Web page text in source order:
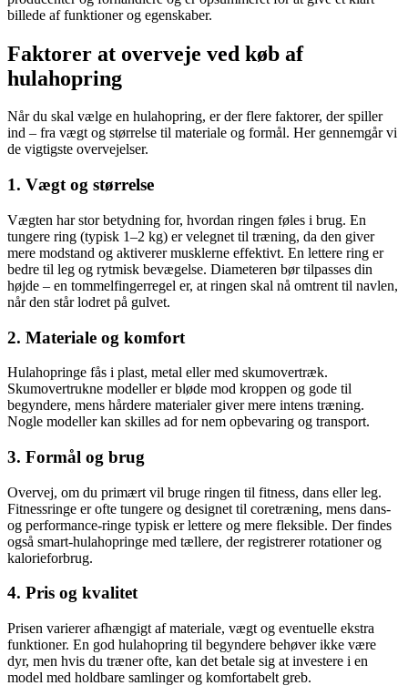
billede af funktioner og egenskaber.
Faktorer at overveje ved køb af
hulahopring
Når du skal vælge en hulahopring, er der flere faktorer, der spiller
ind – fra vægt og størrelse til materiale og formål. Her gennemgår vi
de vigtigste overvejelser.
1. Vægt og størrelse
Vægten har stor betydning for, hvordan ringen føles i brug. En
tungere ring (typisk 1–2 kg) er velegnet til træning, da den giver
mere modstand og aktiverer musklerne effektivt. En lettere ring er
bedre til leg og rytmisk bevægelse. Diameteren bør tilpasses din
højde – en tommelfingerregel er, at ringen skal nå omtrent til navlen,
når den står lodret på gulvet.
2. Materiale og komfort
Hulahopringe fås i plast, metal eller med skumovertræk.
Skumovertrukne modeller er bløde mod kroppen og gode til
begyndere, mens hårdere materialer giver mere intens træning.
Nogle modeller kan skilles ad for nem opbevaring og transport.
3. Formål og brug
Overvej, om du primært vil bruge ringen til fitness, dans eller leg.
Fitnessringe er ofte tungere og designet til coretræning, mens dans-
og performance-ringe typisk er lettere og mere fleksible. Der findes
også smart-hulahopringe med tællere, der registrerer rotationer og
kalorieforbrug.
4. Pris og kvalitet
Prisen varierer afhængigt af materiale, vægt og eventuelle ekstra
funktioner. En god hulahopring til begyndere behøver ikke være
dyr, men hvis du træner ofte, kan det betale sig at investere i en
model med holdbare samlinger og komfortabelt greb.